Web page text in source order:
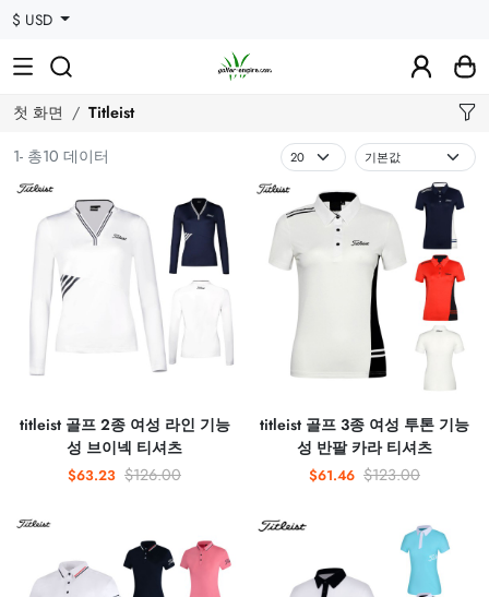
$ USD
첫 화면
Titleist
1- 총10 데이터
titleist 골프 2종 여성 라인 기능
성 브이넥 티셔츠
$63.23 $126.00
titleist 골프 3종 여성 투톤 기능
성 반팔 카라 티셔츠
$61.46 $123.00